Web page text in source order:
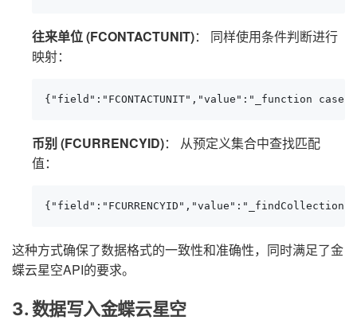
往来单位 (FCONTACTUNIT)： 同样使用条件判断进行
映射：
{"field":"FCONTACTUNIT","value":"_function
币别 (FCURRENCYID)： 从预定义集合中查找匹配
值：
{"field":"FCURRENCYID","value":"_findCollection
这种方式确保了数据格式的一致性和准确性，同时满足了金
蝶云星空API的要求。
3. 数据写入金蝶云星空